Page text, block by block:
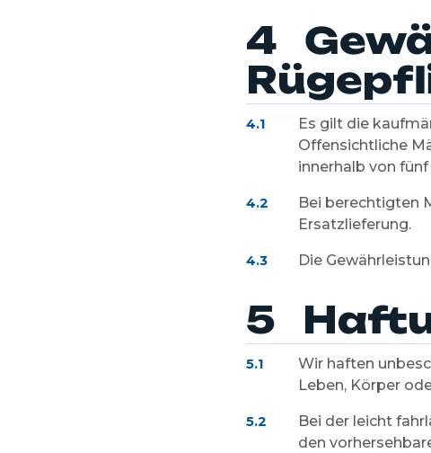
4
4.1
Es gilt die
Offensichtliche
innerhalb von
4.2
Bei berechtigten
Ersatzlieferung.
4.3 Die
5
5.1
Wir haften
Leben, Körper
5.2
Bei der leicht
den